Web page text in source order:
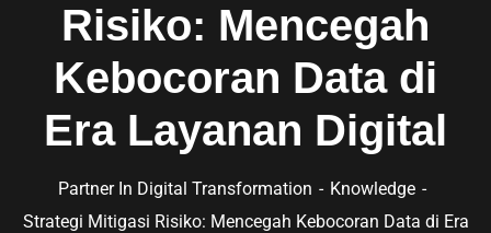
Risiko: Mencegah
Kebocoran Data di
Era Layanan Digital
Partner In Digital Transformation
Knowledge
Strategi Mitigasi Risiko: Mencegah Kebocoran Data di Era